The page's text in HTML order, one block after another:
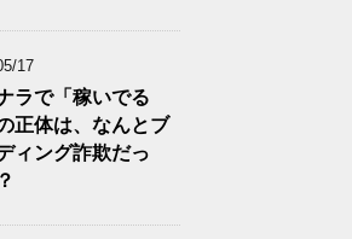
17
ラで「稼いでる
正体は、なんとブ
ィング詐欺だっ